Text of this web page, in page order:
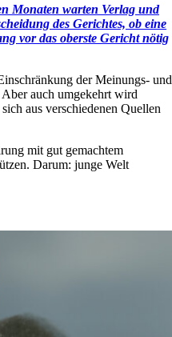
Monaten warten Verlag und
des Gerichtes, ob eine
vor das oberste Gericht nötig
der Meinungs- und
auch umgekehrt wird
aus verschiedenen Quellen
mit gut gemachtem
Darum: junge Welt